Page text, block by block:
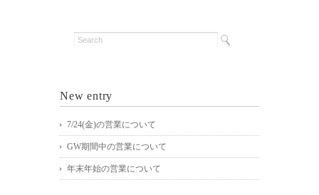
New entry
7/24(金)の営業について
GW期間中の営業について
年末年始の営業について